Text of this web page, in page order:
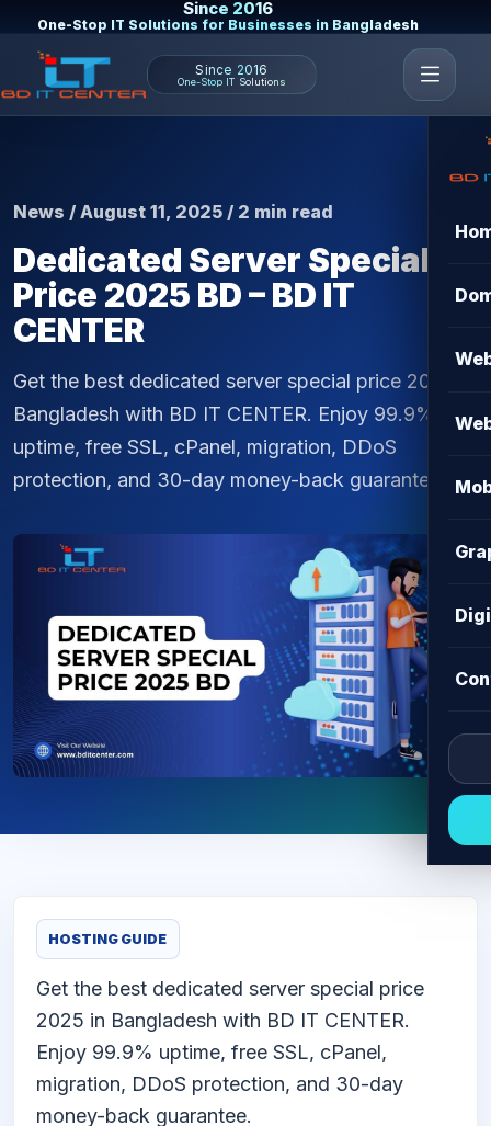
Since 2016
One-Stop IT Solutions for Businesses in Bangladesh
Since 2016
One-Stop IT Solutions
News / August 11, 2025 / 2 min read
Dedicated Server Special
Price 2025 BD – BD IT
CENTER
Get the best dedicated server special price 2025 in
Bangladesh with BD IT CENTER. Enjoy 99.9%
uptime, free SSL, cPanel, migration, DDoS
protection, and 30-day money-back guarantee.
HOSTING GUIDE
Get the best dedicated server special price
2025 in Bangladesh with BD IT CENTER.
Enjoy 99.9% uptime, free SSL, cPanel,
migration, DDoS protection, and 30-day
money-back guarantee.